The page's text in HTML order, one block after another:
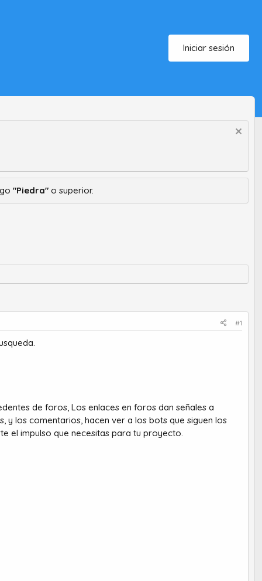
Iniciar sesión
"Piedra" o superior.
#1
de foros, Los enlaces en foros dan señales a
y los comentarios, hacen ver a los bots que siguen los
el impulso que necesitas para tu proyecto.